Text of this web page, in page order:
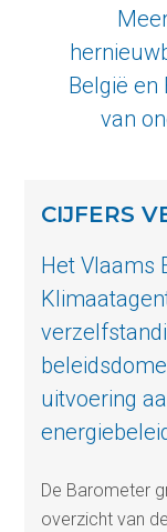
België en
van
CIJFERS
Het Vlaams
uitvoering
De Barometer
overzicht van